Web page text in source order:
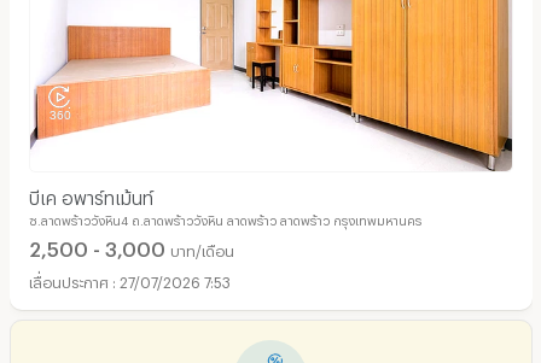
บีเค อพาร์ทเม้นท์
ซ.ลาดพร้าววังหิน4 ถ.ลาดพร้าววังหิน ลาดพร้าว ลาดพร้าว กรุงเทพมหานคร
2,500 - 3,000 บาท/เดือน
27/07/2026 7:53